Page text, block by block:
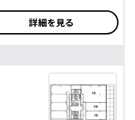
詳細を見る